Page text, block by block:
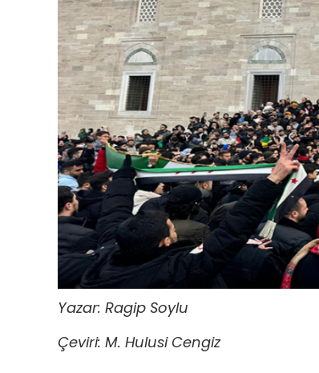
Yazar: Ragip Soylu
Çeviri: M. Hulusi Cengiz